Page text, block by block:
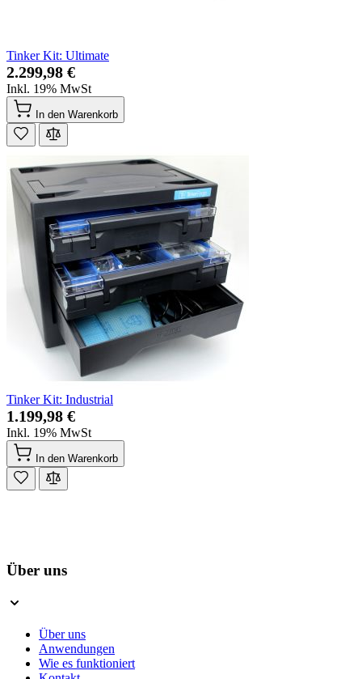
Tinker Kit: Ultimate
2.299,98 €
Inkl. 19% MwSt
In den Warenkorb
Tinker Kit: Industrial
1.199,98 €
Inkl. 19% MwSt
In den Warenkorb
Über uns
Über uns
Anwendungen
Wie es funktioniert